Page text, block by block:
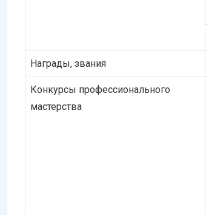
Награды, звания
Конкурсы профессионального
мастерства